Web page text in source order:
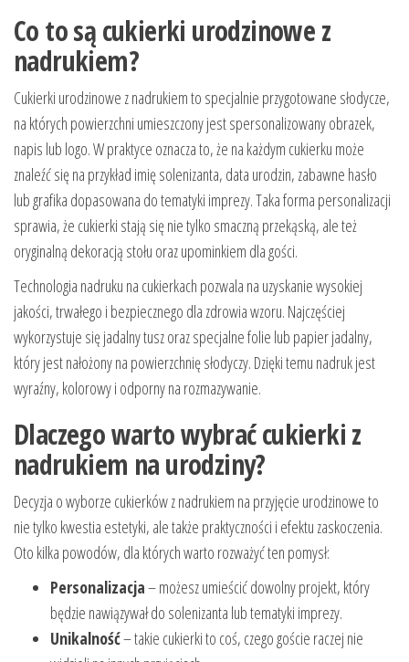
Co to są cukierki urodzinowe z
nadrukiem?
Cukierki urodzinowe z nadrukiem to specjalnie przygotowane słodycze,
na których powierzchni umieszczony jest spersonalizowany obrazek,
napis lub logo. W praktyce oznacza to, że na każdym cukierku może
znaleźć się na przykład imię solenizanta, data urodzin, zabawne hasło
lub grafika dopasowana do tematyki imprezy. Taka forma personalizacji
sprawia, że cukierki stają się nie tylko smaczną przekąską, ale też
oryginalną dekoracją stołu oraz upominkiem dla gości.
Technologia nadruku na cukierkach pozwala na uzyskanie wysokiej
jakości, trwałego i bezpiecznego dla zdrowia wzoru. Najczęściej
wykorzystuje się jadalny tusz oraz specjalne folie lub papier jadalny,
który jest nałożony na powierzchnię słodyczy. Dzięki temu nadruk jest
wyraźny, kolorowy i odporny na rozmazywanie.
Dlaczego warto wybrać cukierki z
nadrukiem na urodziny?
Decyzja o wyborze cukierków z nadrukiem na przyjęcie urodzinowe to
nie tylko kwestia estetyki, ale także praktyczności i efektu zaskoczenia.
Oto kilka powodów, dla których warto rozważyć ten pomysł:
Personalizacja– możesz umieścić dowolny projekt, który
będzie nawiązywał do solenizanta lub tematyki imprezy.
Unikalność– takie cukierki to coś, czego goście raczej nie